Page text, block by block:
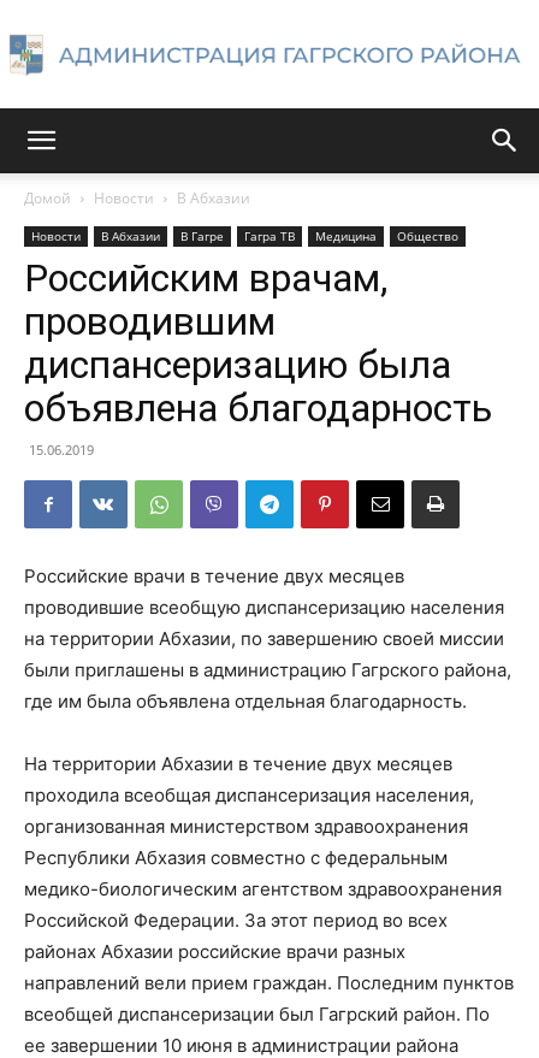
Гагрского
района
Домой Новости В Абхазии
Новости В Абхазии В Гагре Гагра ТВ Медицина Общество
Российским врачам,
проводившим
диспансеризацию была
объявлена благодарность
15.06.2019
Российские врачи в течение двух месяцев
проводившие всеобщую диспансеризацию населения
на территории Абхазии, по завершению своей миссии
были приглашены в администрацию Гагрского района,
где им была объявлена отдельная благодарность.
На территории Абхазии в течение двух месяцев
проходила всеобщая диспансеризация населения,
организованная министерством здравоохранения
Республики Абхазия совместно с федеральным
медико-биологическим агентством здравоохранения
Российской Федерации. За этот период во всех
районах Абхазии российские врачи разных
направлений вели прием граждан. Последним пунктов
всеобщей диспансеризации был Гагрский район. По
ее завершении 10 июня в администрации района